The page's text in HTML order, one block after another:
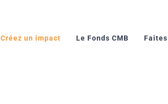
Créez un impact Le Fonds CMB